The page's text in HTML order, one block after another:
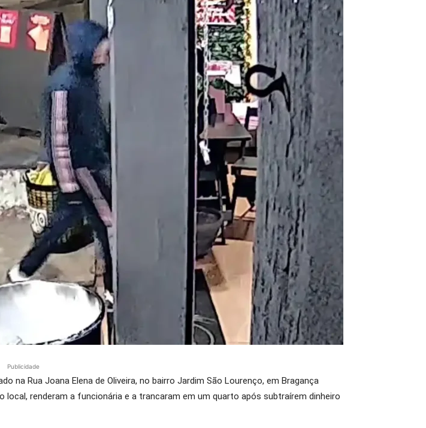
Publicidade
na Rua Joana Elena de Oliveira, no bairro Jardim São Lourenço, em Bragança
renderam a funcionária e a trancaram em um quarto após subtraírem dinheiro